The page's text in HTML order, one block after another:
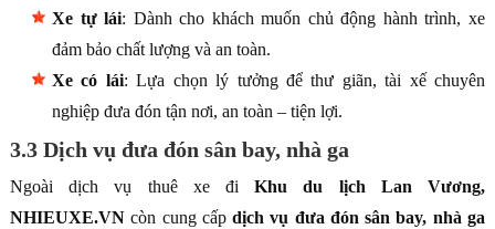
Xe tự lái: Dành cho khách muốn chủ động hành trình, xe
đảm bảo chất lượng và an toàn.
Xe có lái: Lựa chọn lý tưởng để thư giãn, tài xế chuyên
nghiệp đưa đón tận nơi, an toàn – tiện lợi.
3.3 Dịch vụ đưa đón sân bay, nhà ga
Ngoài dịch vụ thuê xe điKhu du lịch Lan Vương,
NHIEUXE.VNcòn cung cấpdịch vụ đưa đón sân bay, nhà ga